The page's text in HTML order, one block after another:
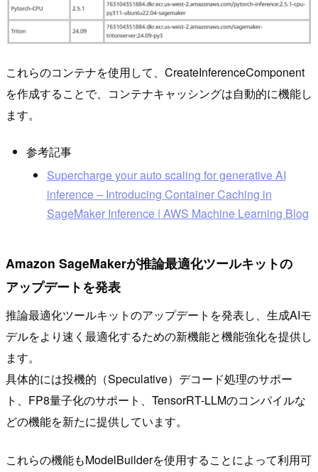
これらのコンテナを使用して、CreateInferenceComponent
を作成することで、コンテナキャッシングは自動的に機能し
ます。
参考記事
Supercharge your auto scaling for generative AI
inference – Introducing Container Caching in
SageMaker Inference | AWS Machine Learning Blog
Amazon SageMakerが推論最適化ツールキットの
アップデートを発表
推論最適化ツールキットのアップデートを発表し、生成AIモ
デルをより速く最適化するための新機能と機能強化を提供し
ます。
具体的には投機的（Speculative）デコード処理のサポー
ト、FP8量子化のサポート、TensorRT-LLMのコンパイルな
どの機能を新たに提供しています。
これらの機能もModelBuilderを使用することによって利用可